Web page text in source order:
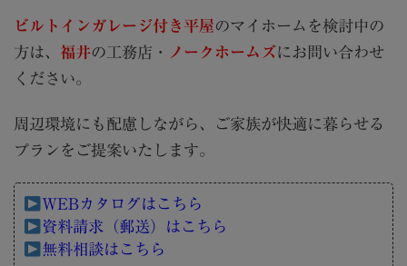
ビルトインガレージ付き平屋のマイホームを検討中の
方は、 福井の工務店・ ノークホームズにお問い合わせ
ください。
周辺環境にも配慮しながら、ご家族が快適に暮らせる
プランをご提案いたします。
WEBカタログはこちら
資料請求（郵送）はこちら
無料相談はこちら